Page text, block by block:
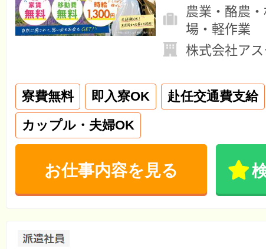
農業・酪農
場・軽作業
株式会社アス
寮費無料 即入寮OK
赴任交通費支給
カップル・夫婦OK
お仕事内容を見る